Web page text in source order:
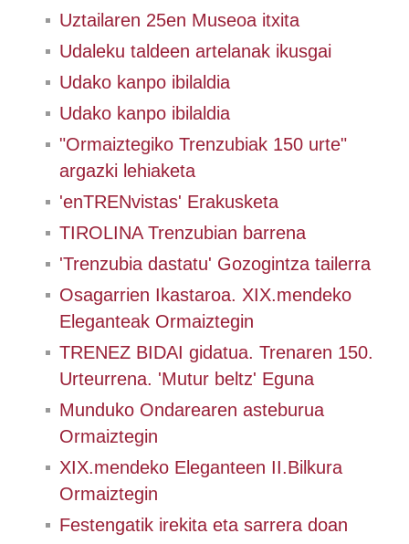
Uztailaren 25en Museoa itxita
Udaleku taldeen artelanak ikusgai
Udako kanpo ibilaldia
Udako kanpo ibilaldia
"Ormaiztegiko Trenzubiak 150 urte"
argazki lehiaketa
'enTRENvistas' Erakusketa
TIROLINA Trenzubian barrena
'Trenzubia dastatu' Gozogintza tailerra
Osagarrien Ikastaroa. XIX.mendeko
Eleganteak Ormaiztegin
TRENEZ BIDAI gidatua. Trenaren 150.
Urteurrena. 'Mutur beltz' Eguna
Munduko Ondarearen asteburua
Ormaiztegin
XIX.mendeko Eleganteen II.Bilkura
Ormaiztegin
Festengatik irekita eta sarrera doan